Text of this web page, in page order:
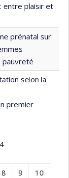
entre plaisir et
prénatal sur
pauvreté
selon la
premier
Page
8 Page
9 Page
10